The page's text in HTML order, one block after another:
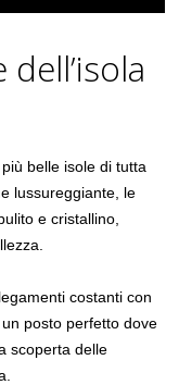
belle isole di tutta
lussureggiante, le
e cristallino,
costanti con
posto perfetto dove
scoperta delle